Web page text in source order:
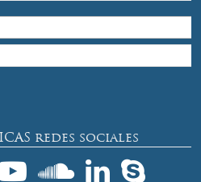
redes sociales